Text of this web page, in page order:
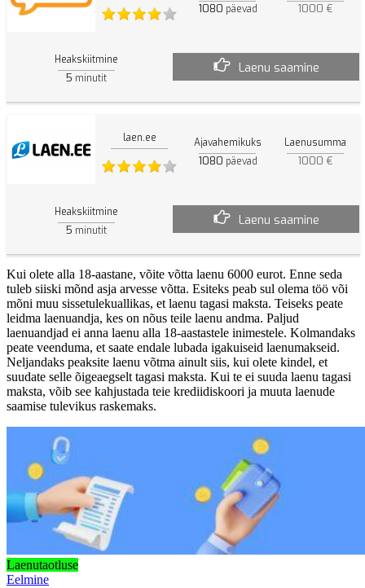
1080 päevad 1000 €
Heakskiitmine
5 minutit
Laenu saamine
laen.ee Ajavahemikuks
1080 päevad
Laenusumma
1000 €
Heakskiitmine
5 minutit
Laenu saamine
Kui olete alla 18-aastane, võite võtta laenu 6000 eurot. Enne seda
tuleb siiski mõnd asja arvesse võtta. Esiteks peab sul olema töö või
mõni muu sissetulekuallikas, et laenu tagasi maksta. Teiseks peate
leidma laenuandja, kes on nõus teile laenu andma. Paljud
laenuandjad ei anna laenu alla 18-aastastele inimestele. Kolmandaks
peate veenduma, et saate endale lubada igakuiseid laenumakseid.
Neljandaks peaksite laenu võtma ainult siis, kui olete kindel, et
suudate selle õigeaegselt tagasi maksta. Kui te ei suuda laenu tagasi
maksta, võib see kahjustada teie krediidiskoori ja muuta laenude
saamise tulevikus raskemaks.
Laenutaotluse
Eelmine